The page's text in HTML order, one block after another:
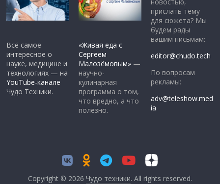
Всё самое
интересное о
науке, медицине и
технологиях — на
YouTube-канале
Чудо Техники.
«Живая еда с
Сергеем
Малозёмовым» —
научно-
кулинарная
программа о том,
что вредно, а что
полезно.
новостью,
прислать тему
для сюжета? Мы
будем рады
вашим письмам:
editor@chudo.tech
По вопросам
рекламы:
adv@teleshow.med
ia
Copyright © 2026 Чудо техники. All rights reserved.